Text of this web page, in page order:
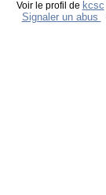
Voir le profil de kcsc
Signaler un abus